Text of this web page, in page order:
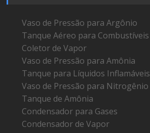
Vaso de Pressão para Argônio
Tanque Aéreo para Combustíveis
Coletor de Vapor
Vaso de Pressão para Amônia
Tanque para Líquidos Inflamáveis
Vaso de Pressão para Nitrogênio
Tanque de Amônia
Condensador para Gases
Condensador de Vapor